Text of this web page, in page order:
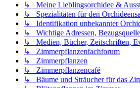
↳ Meine Lieblingsorchidee &
↳ Spezialitäten für den
↳ Identifikation unbekannter
↳ Wichtige Adressen,
↳ Medien, Bücher, Zeitschriften,
↳ Zimmerpflanzenfachforum
↳ Zimmerpflanzen
↳ Zimmerpflanzencafé
↳ Bäume und Sträucher für das